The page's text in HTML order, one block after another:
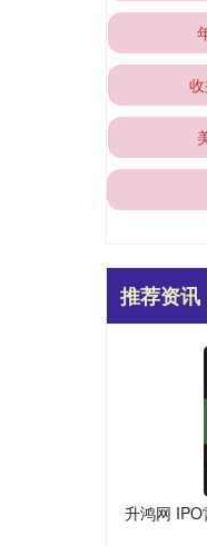
推荐资讯
升鸿网 IPO